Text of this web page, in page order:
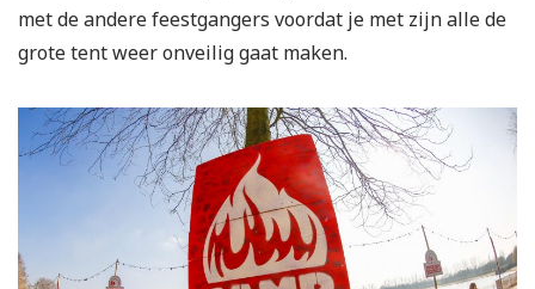
met de andere feestgangers voordat je met zijn alle de
grote tent weer onveilig gaat maken.